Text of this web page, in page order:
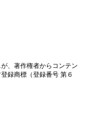
、著作権者からコンテン
録商標（登録番号 第６